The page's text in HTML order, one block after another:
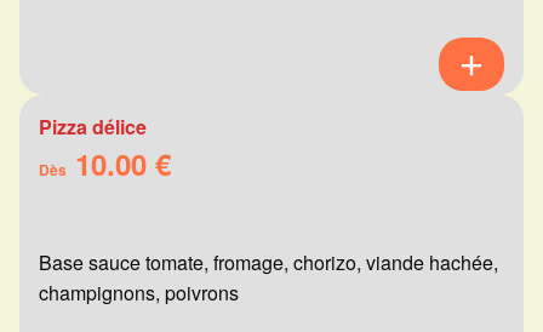
Pizza délice
Dès 10.00 €
Base sauce tomate, fromage, chorizo, viande hachée,
champignons, poivrons